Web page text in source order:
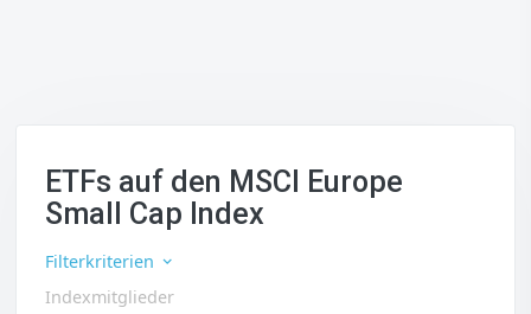
ETFs auf den MSCI Europe
Small Cap Index
Filterkriterien
Indexmitglieder